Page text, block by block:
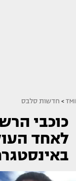
TMI
> חדשות סלבס
כוכבי
לאחד